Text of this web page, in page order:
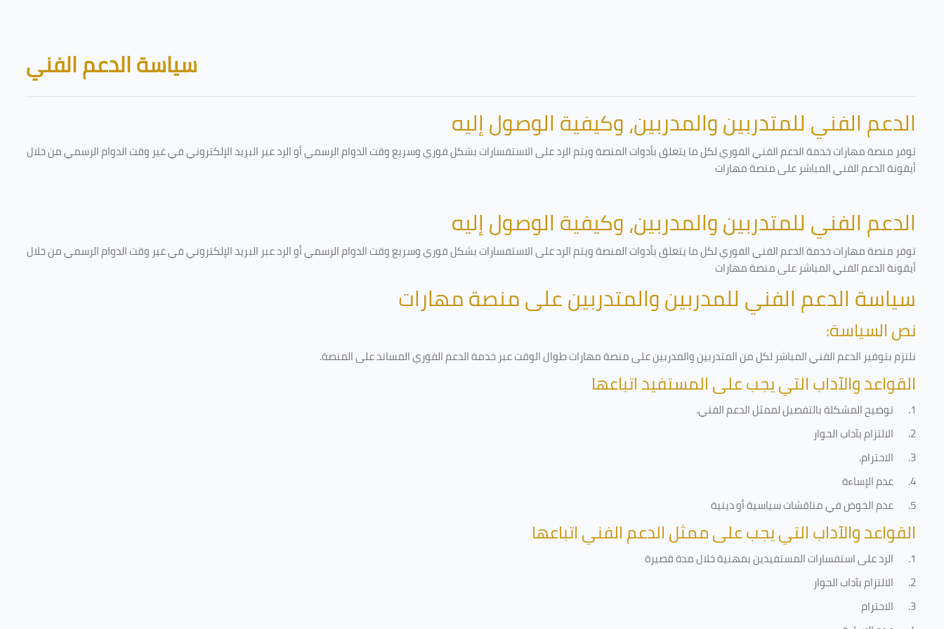
Blocks
سياسة الدعم الفني
الدعم الفني للمتدربين والمدربين، وكيفية الوصول إليه
توفر منصة مهارات خدمة الدعم الفني الفوري لكل ما يتعلق بأدوات المنصة ويتم الرد على الاستفسارات بشكل فوري وسريع وقت الدوام الرسمي أو الرد عبر البريد الإلكتروني في غير وقت الدوام الرسمي من خلال
أيقونة الدعم الفني المباشر على منصة مهارات
الدعم الفني للمتدربين والمدربين، وكيفية الوصول إليه
توفر منصة مهارات خدمة الدعم الفني الفوري لكل ما يتعلق بأدوات المنصة ويتم الرد على الاستفسارات بشكل فوري وسريع وقت الدوام الرسمي أو الرد عبر البريد الإلكتروني في غير وقت الدوام الرسمي من خلال
أيقونة الدعم الفني المباشر على منصة مهارات
سياسة الدعم الفني للمدربين والمتدربين على منصة مهارات
نص السياسة:
نلتزم بتوفير الدعم الفني المباشر لكل من المتدربين والمدربين على منصة مهارات طوال الوقت عبر خدمة الدعم الفوري المساند على المنصة.
القواعد والآداب التي يجب على المستفيد اتباعها
1. توضيح المشكلة بالتفصيل لممثل الدعم الفني.
2.
الالتزام بآداب الحوار
3.
الاحترام.
4.
عدم الإساءة
5.
عدم الخوض في مناقشات سياسية أو دينية
القواعد والآداب التي يجب على ممثل الدعم الفني اتباعها
1.
الرد على استفسارات المستفيدين بمهنية خلال مدة قصيرة
2.
الالتزام بآداب الحوار
3.
الاحترام